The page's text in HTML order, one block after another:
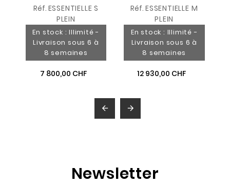
Réf. ESSENTIELLE S
PLEIN
En stock : Illimité -
Livraison sous 6 à
8 semaines
7 800,00 CHF
Réf.ESSENTIELLE M
PLEIN
En stock : Illimité -
Livraison sous 6 à
8 semaines
12 930,00 CHF
 
Newsletter